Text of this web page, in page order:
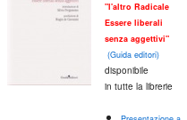
"l'altro Radicale
Essere liberali
senza aggettivi"
(Guida editori)
disponibile
in tutte la librerie